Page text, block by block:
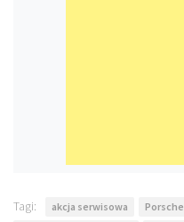
Tagi: akcja serwisowa Porsche